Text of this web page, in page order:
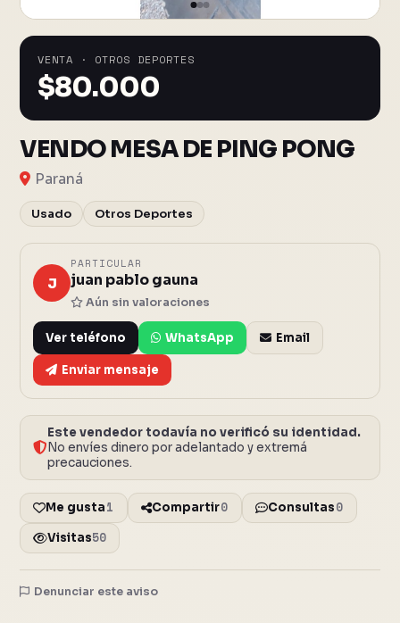
VENTA · OTROS DEPORTES
$80.000
VENDO MESA DE PING PONG
Paraná
Usado Otros Deportes
J
PARTICULAR
juan pablo gauna
Aún sin valoraciones
Ver teléfono WhatsApp Email
Enviar mensaje
Este vendedor todavía no verificó su identidad.
No envíes dinero por adelantado y extremá
precauciones.
Me gusta1 Compartir0 Consultas0
Visitas50
Denunciar este aviso